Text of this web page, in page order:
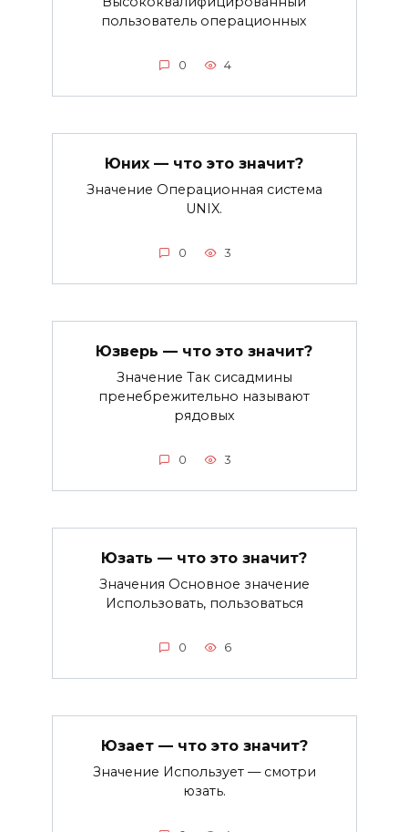
пользователь операционных
0 4
Юних — что это значит?
Значение Операционная система
UNIX.
0 3
Юзверь — что это значит?
Значение Так сисадмины
пренебрежительно называют
рядовых
0 3
Юзать — что это значит?
Значения Основное значение
Использовать, пользоваться
0 6
Юзает — что это значит?
Значение Использует — смотри
юзать.